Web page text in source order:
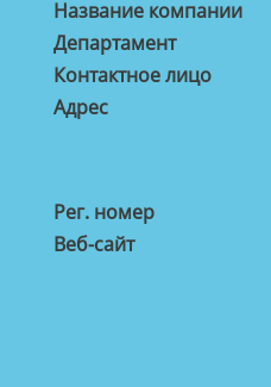
Название компании
Департамент
Контактное лицо
Aдрес
Рег. номер
Веб-сайт